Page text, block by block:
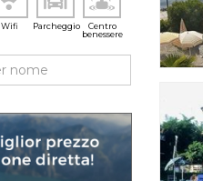
Wifi Parcheggio
Centro
benessere